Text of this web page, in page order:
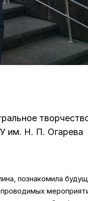
им. Н. П. Огарева
познакомила